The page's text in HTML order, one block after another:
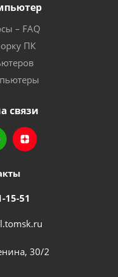
– FAQ
ПК
связи
15-51
30/2